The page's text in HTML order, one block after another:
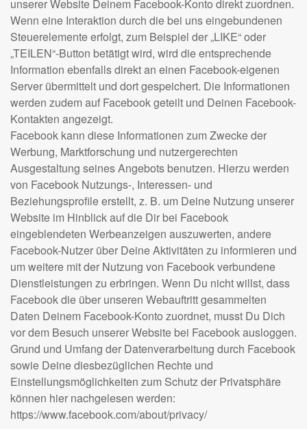
unserer Website Deinem Facebook-Konto direkt zuordnen.
Wenn eine Interaktion durch die bei uns eingebundenen
Steuerelemente erfolgt, zum Beispiel der „LIKE“ oder
„TEILEN“-Button betätigt wird, wird die entsprechende
Information ebenfalls direkt an einen Facebook-eigenen
Server übermittelt und dort gespeichert. Die Informationen
werden zudem auf Facebook geteilt und Deinen Facebook-
Kontakten angezeigt.
Facebook kann diese Informationen zum Zwecke der
Werbung, Marktforschung und nutzergerechten
Ausgestaltung seines Angebots benutzen. Hierzu werden
von Facebook Nutzungs-, Interessen- und
Beziehungsprofile erstellt, z. B. um Deine Nutzung unserer
Website im Hinblick auf die Dir bei Facebook
eingeblendeten Werbeanzeigen auszuwerten, andere
Facebook-Nutzer über Deine Aktivitäten zu informieren und
um weitere mit der Nutzung von Facebook verbundene
Dienstleistungen zu erbringen. Wenn Du nicht willst, dass
Facebook die über unseren Webauftritt gesammelten
Daten Deinem Facebook-Konto zuordnet, musst Du Dich
vor dem Besuch unserer Website bei Facebook ausloggen.
Grund und Umfang der Datenverarbeitung durch Facebook
sowie Deine diesbezüglichen Rechte und
Einstellungsmöglichkeiten zum Schutz der Privatsphäre
können hier nachgelesen werden:
https://www.facebook.com/about/privacy/